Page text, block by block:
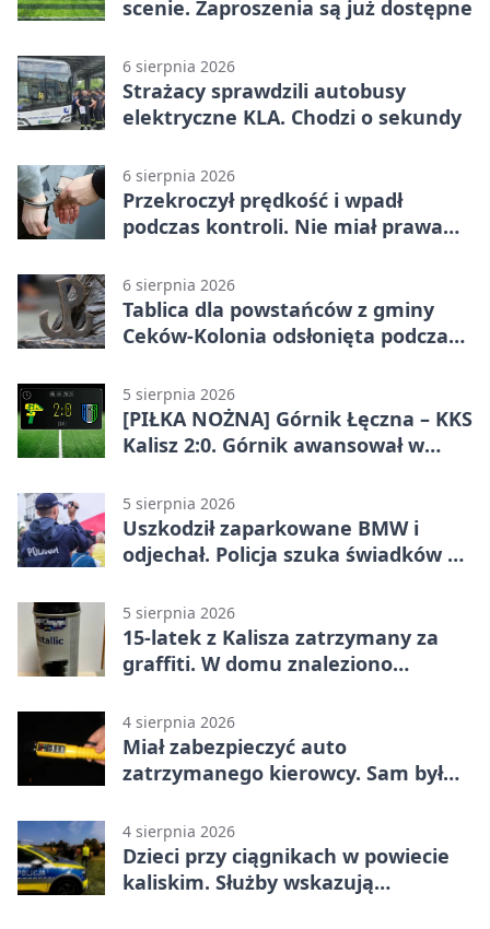
scenie. Zaproszenia są już dostępne
6 sierpnia 2026
Strażacy sprawdzili autobusy
elektryczne KLA. Chodzi o sekundy
6 sierpnia 2026
Przekroczył prędkość i wpadł
podczas kontroli. Nie miał prawa
6 sierpnia 2026
Tablica dla powstańców z gminy
Ceków-Kolonia odsłonięta podczas
5 sierpnia 2026
[PIŁKA NOŻNA] Górnik Łęczna – KKS
Kalisz 2:0. Górnik awansował w
5 sierpnia 2026
Uszkodził zaparkowane BMW i
odjechał. Policja szuka świadków w
5 sierpnia 2026
15-latek z Kalisza zatrzymany za
graffiti. W domu znaleziono
4 sierpnia 2026
Miał zabezpieczyć auto
zatrzymanego kierowcy. Sam był
4 sierpnia 2026
Dzieci przy ciągnikach w powiecie
kaliskim. Służby wskazują